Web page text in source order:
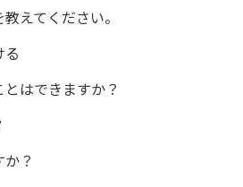
えてください。
る
はできますか？
？